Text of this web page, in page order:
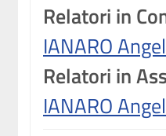
Relatori in
IANARO
Relatori in
IANARO